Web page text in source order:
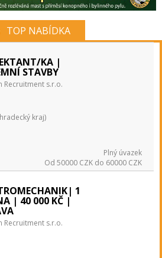
TOP NABÍDKA
KA |
STAVBY
Recruitment s.r.o.
kraj)
Plný úvazek
Od 50000 CZK do 60000 CZK
1
| 40 000 KČ |
Recruitment s.r.o.